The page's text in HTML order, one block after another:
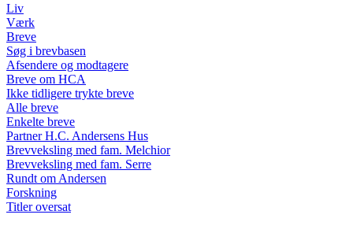
Liv
Værk
Breve
Søg i brevbasen
Afsendere og modtagere
Breve om HCA
Ikke tidligere trykte breve
Alle breve
Enkelte breve
Partner H.C. Andersens Hus
Brevveksling med fam. Melchior
Brevveksling med fam. Serre
Rundt om Andersen
Forskning
Titler oversat